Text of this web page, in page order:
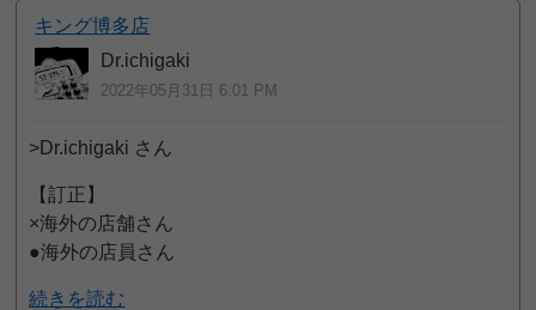
キング博多店
Dr.ichigaki
2022年05月31日 6:01 PM
>Dr.ichigaki さん
【訂正】
×海外の店舗さん
●海外の店員さん
続きを読む